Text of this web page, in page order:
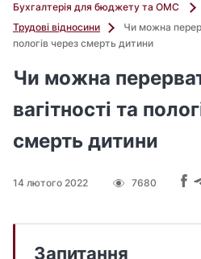
Бухгалтерія для бюджету та ОМС
Трудові відносини
Чи можна
пологів через смерть дитини
Чи можна
вагітності та
смерть дитини
14 лютого 2022 7680
Запитання